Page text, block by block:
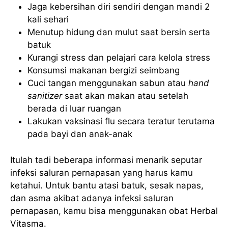
Jaga kebersihan diri sendiri dengan mandi 2
kali sehari
Menutup hidung dan mulut saat bersin serta
batuk
Kurangi stress dan pelajari cara kelola stress
Konsumsi makanan bergizi seimbang
Cuci tangan menggunakan sabun atau hand
sanitizer saat akan makan atau setelah
berada di luar ruangan
Lakukan vaksinasi flu secara teratur terutama
pada bayi dan anak-anak
Itulah tadi beberapa informasi menarik seputar
infeksi saluran pernapasan yang harus kamu
ketahui. Untuk bantu atasi batuk, sesak napas,
dan asma akibat adanya infeksi saluran
pernapasan, kamu bisa menggunakan obat Herbal
Vitasma.